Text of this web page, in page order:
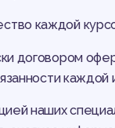
каждой
договором
каждой
наших